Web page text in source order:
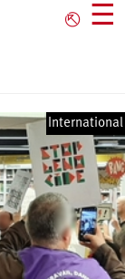
⎋ ☰
International